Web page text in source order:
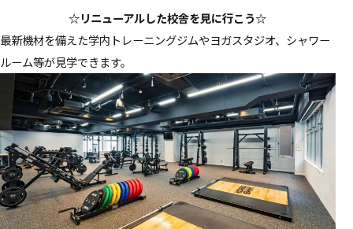
☆リニューアルした校舎を見に行こう☆
最新機材を備えた学内トレーニングジムやヨガスタジオ、シャワー
ルーム等が見学できます。